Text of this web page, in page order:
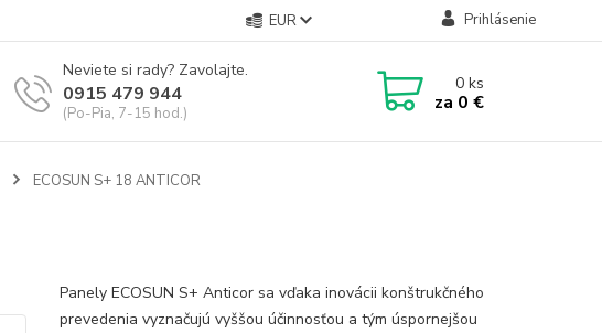
EUR Prihlásenie
Neviete si rady? Zavolajte.
0915 479 944
(Po-Pia, 7-15 hod.)
0ks
za 0 €
ECOSUN S+ 18 ANTICOR
Panely ECOSUN S+ Anticor sa vďaka inovácii konštrukčného
prevedenia vyznačujú vyššou účinnosťou a tým úspornejšou